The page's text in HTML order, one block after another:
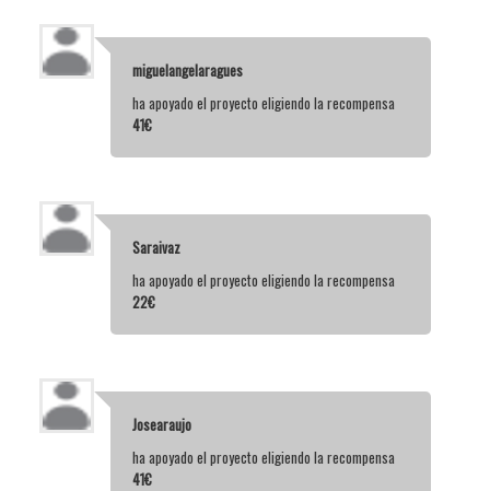
miguelangelaragues
ha apoyado el proyecto eligiendo la recompensa
41€
Saraivaz
ha apoyado el proyecto eligiendo la recompensa
22€
Josearaujo
ha apoyado el proyecto eligiendo la recompensa
41€